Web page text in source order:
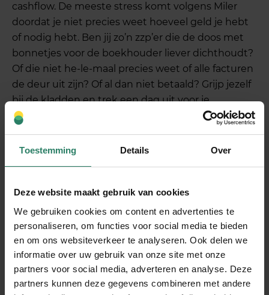
Toestemming Details Over
Deze website maakt gebruik van cookies
We gebruiken cookies om content en advertenties te
personaliseren, om functies voor social media te bieden
en om ons websiteverkeer te analyseren. Ook delen we
informatie over uw gebruik van onze site met onze
partners voor social media, adverteren en analyse. Deze
partners kunnen deze gegevens combineren met andere
cashflow. De meeste stress komt volgens Miler
doordat je niet precies weet hoeveel geld je hebt
of nodig hebt. Ben jij zo’n zzp’er die de doos met
bonnetjes voor de boekhouder liever dichthoudt?
Of die niet he-le-maal precies weet of alle facturen
de deur uit zijn? Of al dan niet betaald? Grijp jezelf
bij de kladden en trek een dag uit voor je
administratie. Deze
Geldstress:
zijn. Het idee alleen dat je weer overzicht hebt,
rust? Ga dan voor onze slimme AOV oplossing. Bij
SharePeople verzeker je jezelf van een inkomen:
zo min mogelijk via de verzekering – zo veel
mogelijk via donaties. Da’s efficiënter, voordeliger
en socialer.